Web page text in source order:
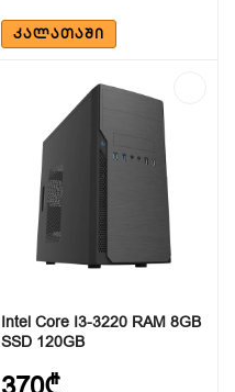
ᲙᲐᲚᲐᲗᲐᲨᲘ
Intel Core I3-3220 RAM 8GB
SSD 120GB